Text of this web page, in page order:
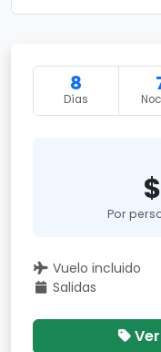
8
Días
Por
Vuelo incluido
Salidas